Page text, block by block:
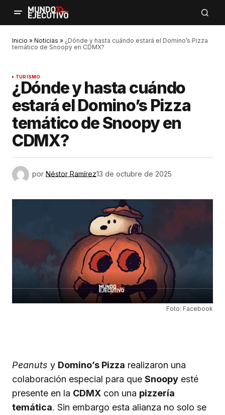
Inicio » Noticias » ¿Dónde y hasta cuándo estará el Domino’s Pizza
temático de Snoopy en CDMX?
TURISMO
¿Dónde y hasta cuándo
estará el Domino’s Pizza
temático de Snoopy en
CDMX?
por Néstor Ramírez13 de octubre de 2025
Foto: Facebook
Peanuts y Domino’s Pizza realizaron una
colaboración especial para que Snoopy esté
presente en la CDMX con una pizzería
temática. Sin embargo esta alianza no solo se